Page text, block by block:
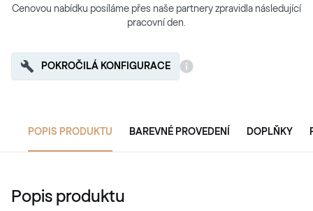
Cenovou nabídku posíláme přes naše partnery zpravidla následující
pracovní den.
POKROČILÁ KONFIGURACE
POPIS PRODUKTU BAREVNÉ PROVEDENÍ DOPLŇKY
Popis produktu